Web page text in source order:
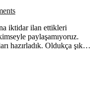
iktidar ilan ettikleri
paylaşamıyoruz.
hazırladık. Oldukça şık…